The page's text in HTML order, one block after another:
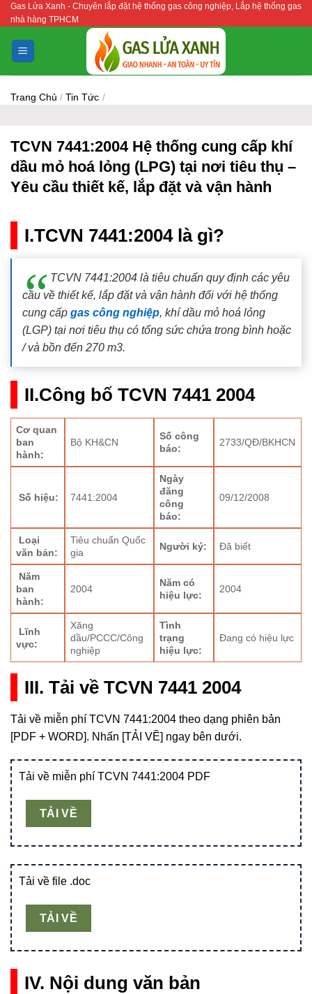
Bỏ
qua
nội
dung
Gas Lửa Xanh - Chuyên lắp đặt hệ thống gas công nghiệp, Lắp hệ thống gas
nhà hàng TPHCM
Trang Chủ / Tin Tức /
TCVN 7441:2004 Hệ thống cung cấp khí
dầu mỏ hoá lỏng (LPG) tại nơi tiêu thụ –
Yêu cầu thiết kế, lắp đặt và vận hành
I.TCVN 7441:2004 là gì?
TCVN 7441:2004 là tiêu chuẩn quy định các yêu
cầu về thiết kế, lắp đặt và vận hành đối với hệ thống
cung cấp gas công nghiệp, khí dầu mỏ hoá lỏng
(LGP) tại nơi tiêu thụ có tổng sức chứa trong bình hoặc
/ và bồn đến 270 m3.
II.Công bố TCVN 7441 2004
Cơ quan
ban
hành:
Bộ KH&CN
Số công
báo:
2733/QĐ/BKHCN
Số hiệu: 7441:2004
Ngày
đăng
công
báo:
09/12/2008
Loại
văn bản:
Tiêu chuẩn Quốc
gia
Người ký: Đã biết
Năm
ban
hành:
2004
Năm có
hiệu lực:
2004
Lĩnh
vực:
Xăng
dầu/PCCC/Công
nghiệp
Tình
trạng
hiệu lực:
Đang có hiệu lực
III. Tải về TCVN 7441 2004
Tải về miễn phí TCVN 7441:2004 theo dạng phiên bản
[PDF + WORD]. Nhấn [TẢI VỀ] ngay bên dưới.
Tải về miễn phí TCVN 7441:2004 PDF
TẢI VỀ
Tải về file .doc
TẢI VỀ
IV. Nội dung văn bản